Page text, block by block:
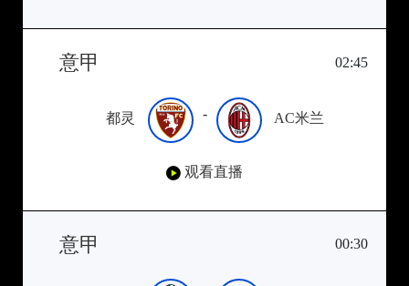
意甲 02:45
都灵 - AC米兰
观看直播
意甲 00:30